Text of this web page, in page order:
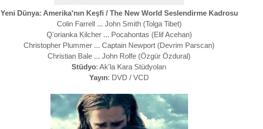
Yeni Dünya: Amerika'nın Keşfi / The New World Seslendirme Kadrosu
Colin Farrell ... John Smith (Tolga Tibet)
Q'orianka Kilcher ... Pocahontas (Elif Acehan)
Christopher Plummer ... Captain Newport (Devrim Parscan)
Christian Bale ... John Rolfe (Özgür Özdural)
Stüdyo: Ak'la Kara Stüdyoları
Yayın: DVD / VCD